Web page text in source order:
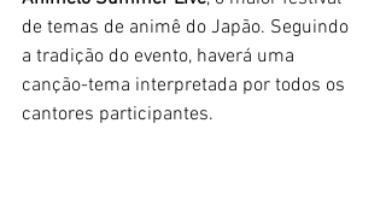
de temas de animê do Japão. Seguindo
a tradição do evento, haverá uma
canção-tema interpretada por todos os
cantores participantes.